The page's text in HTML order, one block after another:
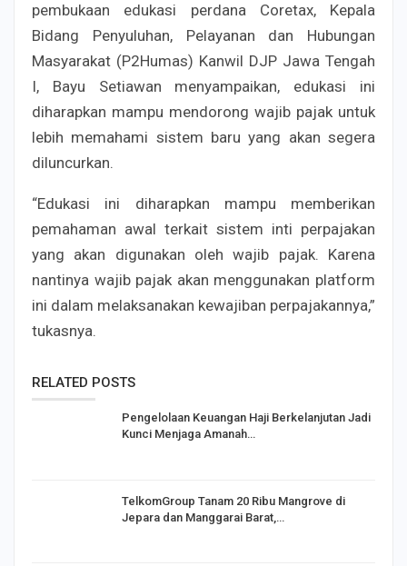
pembukaan edukasi perdana Coretax, Kepala
Bidang Penyuluhan, Pelayanan dan Hubungan
Masyarakat (P2Humas) Kanwil DJP Jawa Tengah
I, Bayu Setiawan menyampaikan, edukasi ini
diharapkan mampu mendorong wajib pajak untuk
lebih memahami sistem baru yang akan segera
diluncurkan.
“Edukasi ini diharapkan mampu memberikan
pemahaman awal terkait sistem inti perpajakan
yang akan digunakan oleh wajib pajak. Karena
nantinya wajib pajak akan menggunakan platform
ini dalam melaksanakan kewajiban perpajakannya,”
tukasnya.
RELATED POSTS
Pengelolaan Keuangan Haji Berkelanjutan Jadi
Kunci Menjaga Amanah…
TelkomGroup Tanam 20 Ribu Mangrove di
Jepara dan Manggarai Barat,…